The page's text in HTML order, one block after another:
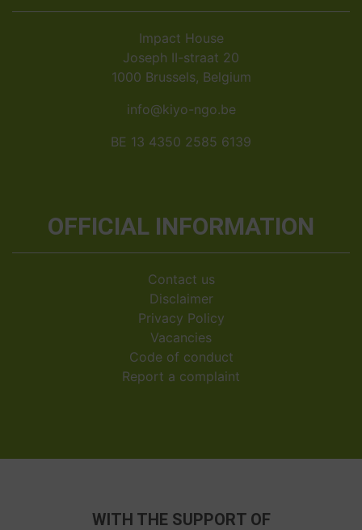
Impact House
Joseph II-straat 20
1000 Brussels, Belgium
info@kiyo-ngo.be
BE 13 4350 2585 6139
OFFICIAL INFORMATION
Contact us
Disclaimer
Privacy Policy
Vacancies
Code of conduct
Report a complaint
WITH THE SUPPORT OF